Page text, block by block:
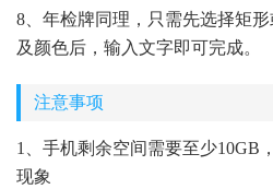
8、年检牌同理，只需先选择矩
及颜色后，输入文字即可完成。
注意事项
1、手机剩余空间需要至少10GB
现象